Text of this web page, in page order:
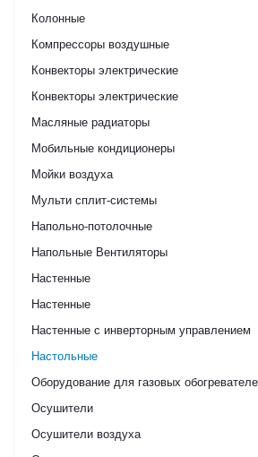
Колонные
Компрессоры воздушные
Конвекторы электрические
Конвекторы электрические
Масляные радиаторы
Мобильные кондиционеры
Мойки воздуха
Мульти сплит-системы
Напольно-потолочные
Напольные Вентиляторы
Настенные
Настенные
Настенные с инверторным управлением
Настольные
Оборудование для газовых
Осушители
Осушители воздуха